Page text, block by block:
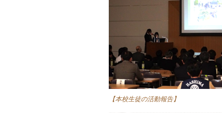
【本校生徒の活動報告】